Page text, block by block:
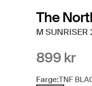
The
M
899 kr
Farge:TNF